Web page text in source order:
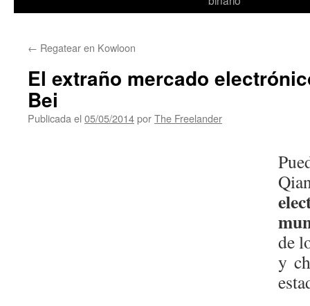
← Regatear en Kowloon
El extraño mercado
Bei
Publicada el 05/05/2014porThe Freelander
de
y